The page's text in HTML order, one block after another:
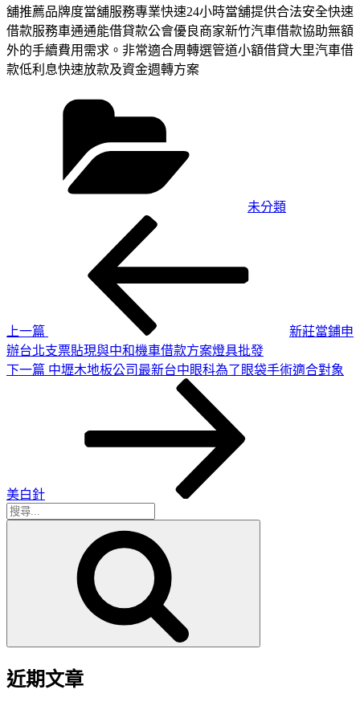
舖推薦品牌度當舖服務專業快速24小時當舖提供合法安全快速
借款服務車通通能借貸款公會優良商家新竹汽車借款協助無額
外的手續費用需求。非常適合周轉選管道小額借貸大里汽車借
款低利息快速放款及資金週轉方案
未分類
上一篇
新莊當鋪申
辦台北支票貼現與中和機車借款方案燈具批發
下
下一篇 中壢木地板公司最新台中眼科為了眼袋手術適合對象
美白針
搜
近期文章